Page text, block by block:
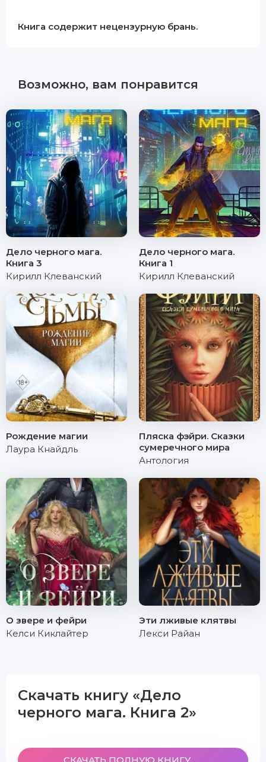
Книга содержит нецензурную брань.
Возможно, вам понравится
Дело черного мага.
Книга 3
Кирилл Клеванский
Дело черного мага.
Книга 1
Кирилл Клеванский
Рождение магии
Лаура Кнайдль
Пляска фэйри. Сказки
сумеречного мира
Антология
О звере и фейри
Келси Киклайтер
Эти лживые клятвы
Лекси Райан
Скачать книгу «Дело
черного мага. Книга 2»